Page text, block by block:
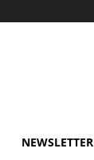
NEWSLETTER